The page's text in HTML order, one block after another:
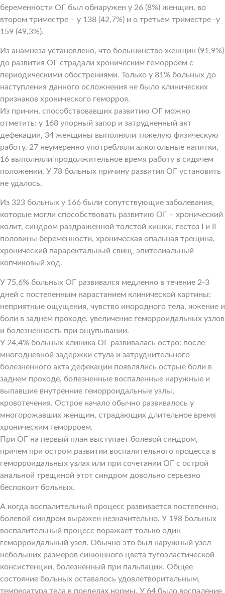
беременности ОГ был обнаружен у 26 (8%) женщин, во
втором триместре – у 138 (42,7%) и о третьем триместре -у
159 (49,3%).
Из анамнеза установлено, что большинство женщин (91,9%)
до развития ОГ страдали хроническим геморроем с
периодическими обострениями. Только у 81% больных до
наступления данного осложнения не было клинических
признаков хронического геморроя.
Из причин, способствовавших развитию ОГ можно
отметить: у 168 упорный запор и затрудненный акт
дефекации, 34 женщины выполняли тяжелую физическую
работу, 27 неумеренно употребляли алкогольные напитки,
16 выполняли продолжительное время работу в сидячем
положении. У 78 больных причину развития ОГ установить
не удалось.
Из 323 больных у 166 были сопутствующие заболевания,
которые могли способствовать развитию ОГ – хронический
колит, синдром раздраженной толстой кишки, гестоз I и II
половины беременности, хроническая опальная трещина,
хронический параректальный свищ, эпителиальный
копчиковый ход.
У 75,6% больных ОГ развивался медленно в течение 2-3
дней с постепенным нарастанием клинической картины:
неприятные ощущения, чувство инородного тела, жжение и
боли в заднем проходе, увеличение геморроидальных узлов
и болезненность при ощупывании.
У 24,4% больных клиника ОГ развивалась остро: после
многодневной задержки стула и затруднительного
болезненного акта дефекации появлялись острые боли в
заднем проходе, болезненные воспаленные наружные и
выпавшие внутренние геморроидальные узлы,
кровотечения. Острое начало обычно развивалось у
многорожавших женщин, страдающих длительное время
хроническим геморроем.
При ОГ на первый план выступает болевой синдром,
причем при остром развитии воспалительного процесса в
геморроидальных узлах или при сочетании ОГ с острой
анальной трещиной этот синдром довольно серьезно
беспокоит больных.
А когда воспалительный процесс развивается постепенно,
болевой синдром выражен незначительно. У 198 больных
воспалительный процесс поражает только один
геморроидальный узел. Обычно это был наружный узел
небольших размеров синюшного цвета тугоэластической
консистенции, болезненный при пальпации. Общее
состояние больных оставалось удовлетворительным,
температура тела в пределах нормы. У 64 было воспаление